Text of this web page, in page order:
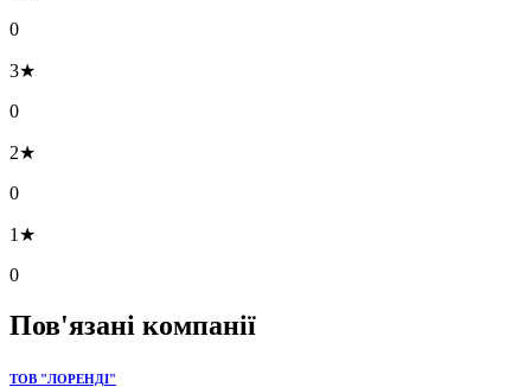
0
3★
0
2★
0
1★
0
Пов'язані компанії
ТОВ "ЛОРЕНДІ"